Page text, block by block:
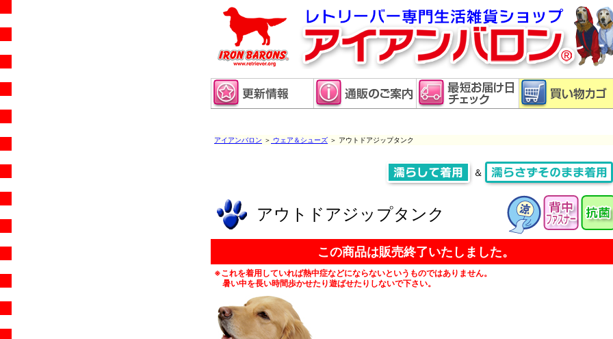
アイアンバロン ＞ ウェア＆シューズ ＞ アウトドアジップタンク
＆
アウトドアジップタンク
この商品は販売終了いたしました。
※これを着用していれば熱中症などにならないというものではありません。
暑い中を長い時間歩かせたり遊ばせたりしないで下さい。